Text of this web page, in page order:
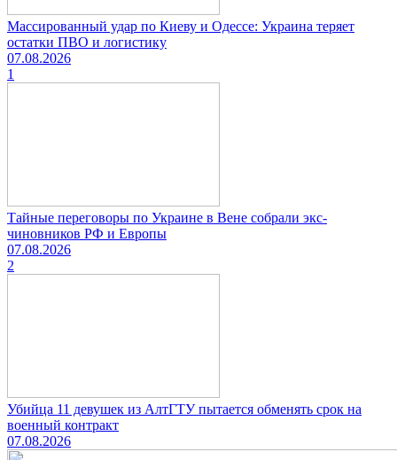
Массированный удар по Киеву и Одессе: Украина теряет
остатки ПВО и логистику
07.08.2026
1
Тайные переговоры по Украине в Вене собрали экс-
чиновников РФ и Европы
07.08.2026
2
Убийца 11 девушек из АлтГТУ пытается обменять срок на
военный контракт
07.08.2026